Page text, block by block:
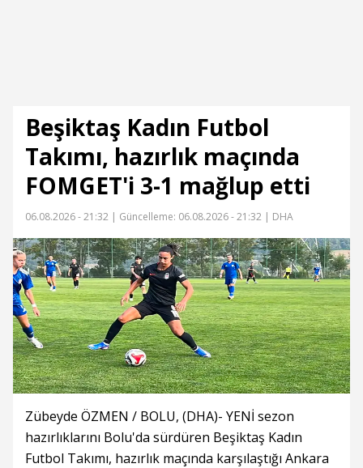
Beşiktaş Kadın Futbol
Takımı, hazırlık maçında
FOMGET'i 3-1 mağlup etti
06.08.2026 - 21:32 | Güncelleme: 06.08.2026 - 21:32 | DHA
Zübeyde ÖZMEN / BOLU, (DHA)- YENİ sezon
hazırlıklarını Bolu'da sürdüren Beşiktaş Kadın
Futbol Takımı, hazırlık maçında karşılaştığı Ankara